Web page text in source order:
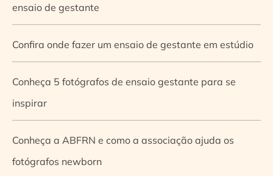
ensaio de gestante
Confira onde fazer um ensaio de gestante em estúdio
Conheça 5 fotógrafos de ensaio gestante para se
inspirar
Conheça a ABFRN e como a associação ajuda os
fotógrafos newborn